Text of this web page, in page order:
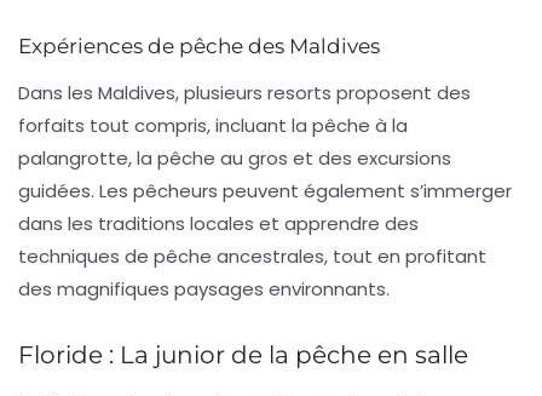
Expériences de pêche des Maldives
Dans les Maldives, plusieurs resorts proposent des
forfaits tout compris, incluant la pêche à la
palangrotte, la pêche au gros et des excursions
guidées. Les pêcheurs peuvent également s’immerger
dans les traditions locales et apprendre des
techniques de pêche ancestrales, tout en profitant
des magnifiques paysages environnants.
Floride : La junior de la pêche en salle